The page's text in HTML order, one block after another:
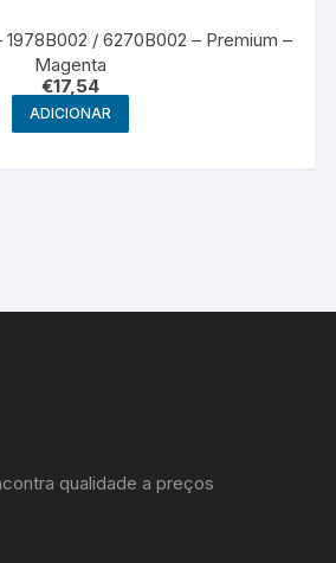
1978B002 / 6270B002 – Premium –
Magenta
€17,54
ADICIONAR
qualidade a preços